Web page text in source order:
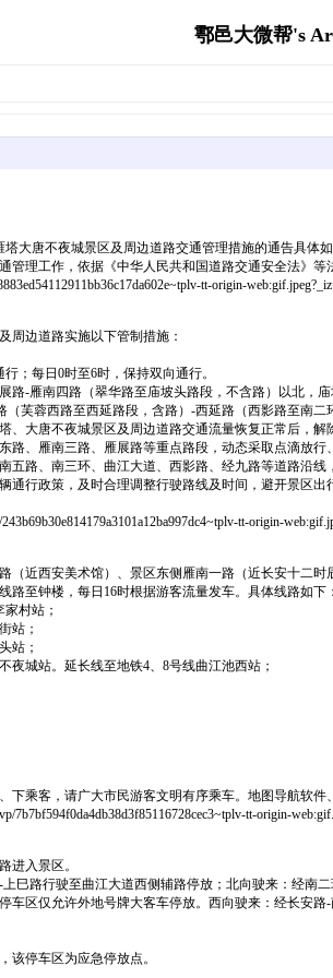
鄠邑大微帮's
大唐不夜城景区及周边道路交通管理措施的通告具体如
管理工作，依据《中华人民共和国道路交通安全法》
tt-origin-
周边道路实施以下管制措施：
；每日0时至6时，保持双向通行。
路-雁南四路（翠华路至庙坡头路段，不含路）以北
芙蓉西路至西延路段，含路）-西延路（西影路至南
大唐不夜城景区及周边道路交通流量恢复正常后，解
路、雁南三路、雁展路等重点路段，动态采取点滴放
五路、南三环、曲江大道、西影路、经九路等道路沿
行政策，及时合理调整行驶路线及时间，避开景区出
tt-origin-
（近西安美术馆）、景区东侧雁南一路（近长安十
至钟楼，每日16时根据游客流量发车。具体线路如下：
村站；
站；
站；
城站。延长线至地铁4、8号线曲江池西站；
下乘客，请广大市民游客文明有序乘车。地图导航软件
tt-origin-
进入景区。
巳路行驶至曲江大道西侧辅路停放；北向驶来：经南
车区仅允许外地号牌大客车停放。西向驶来：经长安
该停车区为应急停放点。